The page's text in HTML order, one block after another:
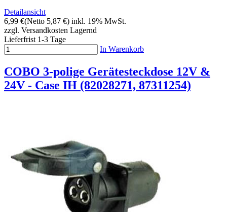
Detailansicht
6,99 €(Netto 5,87 €) inkl. 19% MwSt.
zzgl. Versandkosten Lagernd
Lieferfrist 1-3 Tage
In Warenkorb
COBO 3-polige Gerätesteckdose 12V &
24V - Case IH (82028271, 87311254)